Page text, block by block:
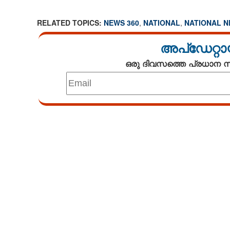
RELATED TOPICS: NEWS 360, NATIONAL, NATIONAL
ഒരു ദിവസത്തെ പ്രധാന
കോക്രോച്ച്